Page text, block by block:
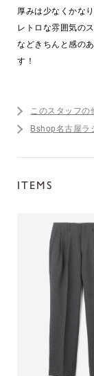
厚みは少なくかな
レトロな雰囲気の
などきちんと感の
す！
このスタッフの
Bshop名古屋ラ
ITEMS